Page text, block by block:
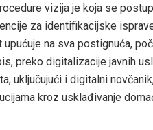
vizija je koja se
za identifikacijske
na sva postignuća,
preko digitalizacije javnih
uključujući i digitalni
kroz usklađivanje